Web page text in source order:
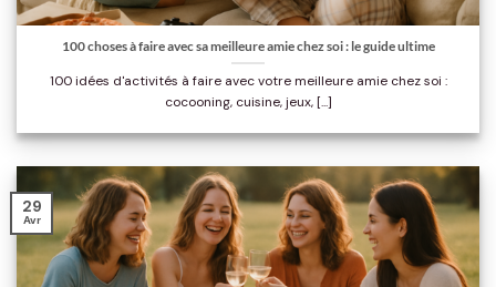
100 choses à faire avec sa meilleure amie chez soi : le guide ultime
100 idées d'activités à faire avec votre meilleure amie chez soi :
cocooning, cuisine, jeux, [...]
29
Avr